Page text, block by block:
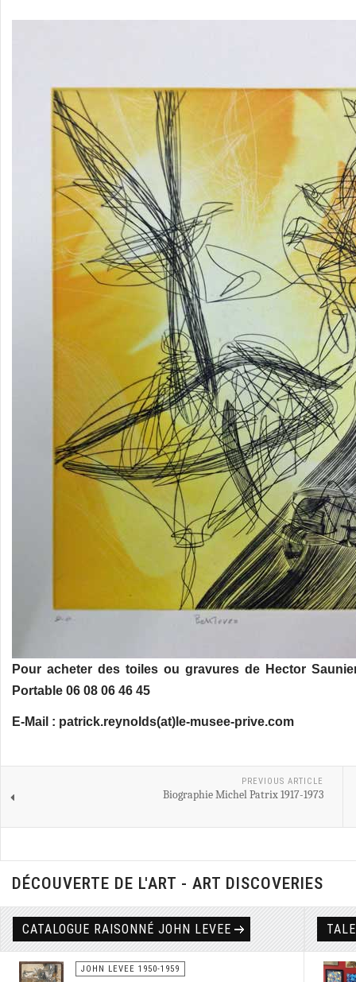
Pour acheter des toiles ou gravures de Hector
Portable 06 08 06 46 45
E-Mail : patrick.reynolds(at)le-musee-prive.com
PREVIOUS ARTICLE
Biographie Michel Patrix 1917-1973
DÉCOUVERTE DE L'ART - ART DISCOVERIES
CATALOGUE RAISONNÉ JOHN LEVEE
JOHN LEVEE 1950-1959